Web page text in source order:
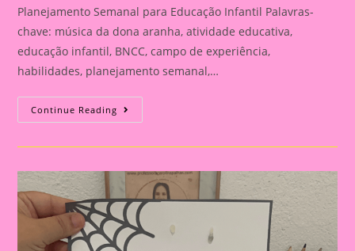
Planejamento Semanal para Educação Infantil Palavras-
chave: música da dona aranha, atividade educativa,
educação infantil, BNCC, campo de experiência,
habilidades, planejamento semanal,…
Continue Reading Atividade
Educativa
Dona
Aranha:
Planejamento
Semanal
Para
Educação
Infantil